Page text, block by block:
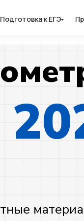
Подготовка к ЕГЭ
Подготовка к ЕГЭ